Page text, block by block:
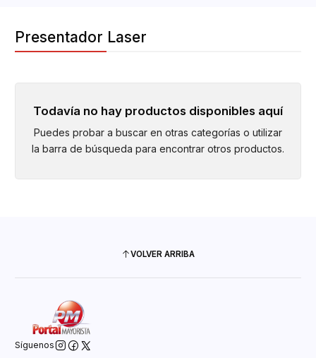
Presentador Laser
Todavía no hay productos disponibles aquí
Puedes probar a buscar en otras categorías o utilizar
la barra de búsqueda para encontrar otros productos.
VOLVER ARRIBA
Síguenos